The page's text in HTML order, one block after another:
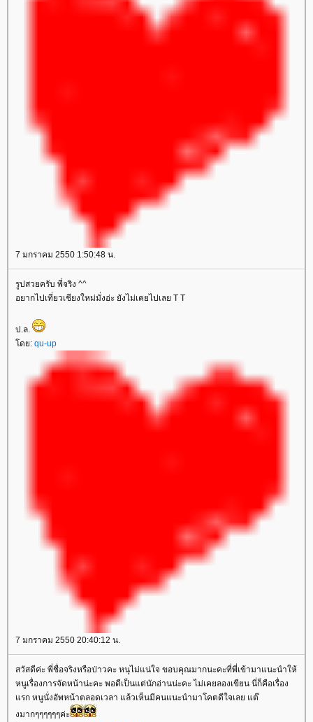
7 มกราคม 2550 1:50:48 น.
รูปสวยครับ พี่จริง ^^
อยากไปเที่ยวเชียงใหม่มั่งอ่ะ ยังไม่เคยไปเลย T T
ป.ล.
ดย: qu-up
7 มกราคม 2550 20:40:12 น.
สวัสดีค่ะ พี่ชื่อจริงหรือป่าวคะ หนุไม่แน่ใจ ขอบคุณมากนะคะที่พี่เข้ามาแนะนำให้
หนูเรื่องการจัดหน้าน่ะคะ พอดีเป็นแต่นักอ่านน่ะคะ ไม่เคยลองเขียน นี่ก็คือเรื่อง
รก หนูนั่งอัพหน้าตลอดเวลา แล้วเห็นมีคนแนะนำมาโคตดีใจเลย แต๊
งมากๆๆๆๆๆๆค่ะ